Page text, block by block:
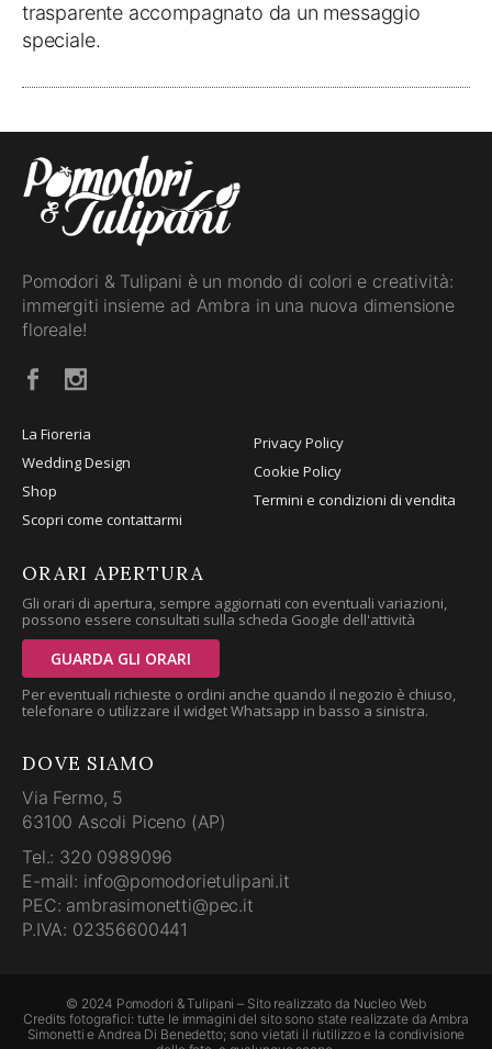
trasparente accompagnato da un messaggio
speciale.
Pomodori & Tulipani è un mondo di colori e creatività:
immergiti insieme ad Ambra in una nuova dimensione
floreale!
La Fioreria
Wedding Design
Shop
Scopri come contattarmi
Privacy Policy
Cookie Policy
Termini e condizioni di vendita
ORARI APERTURA
Gli orari di apertura, sempre aggiornati con eventuali variazioni,
possono essere consultati sulla scheda Google dell'attività
GUARDA GLI ORARI
Per eventuali richieste o ordini anche quando il negozio è chiuso,
telefonare o utilizzare il widget Whatsapp in basso a sinistra.
DOVE SIAMO
Via Fermo, 5
63100 Ascoli Piceno (AP)
Tel.: 320 0989096
E-mail: info@pomodorietulipani.it
PEC: ambrasimonetti@pec.it
P.IVA: 02356600441
© 2024 Pomodori & Tulipani – Sito realizzato da Nucleo Web
Credits fotografici: tutte le immagini del sito sono state realizzate da Ambra
Simonetti e Andrea Di Benedetto; sono vietati il riutilizzo e la condivisione